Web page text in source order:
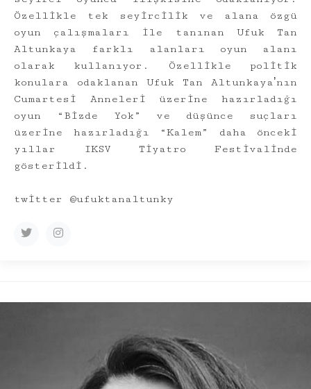
Özellikle tek seyircilik ve alana özgü
oyun çalışmaları ile tanınan Ufuk Tan
Altunkaya farklı alanları oyun alanı
olarak kullanıyor. Özellikle politik
konulara odaklanan Ufuk Tan Altunkayaʼnın
Cumartesi Anneleri üzerine hazırladığı
oyun “Bizde Yok” ve düşünce suçları
üzerine hazırladığı “Kalem” daha önceki
yıllar IKSV Tiyatro Festivalinde
gösterildi.
twitter @ufuktanaltunky